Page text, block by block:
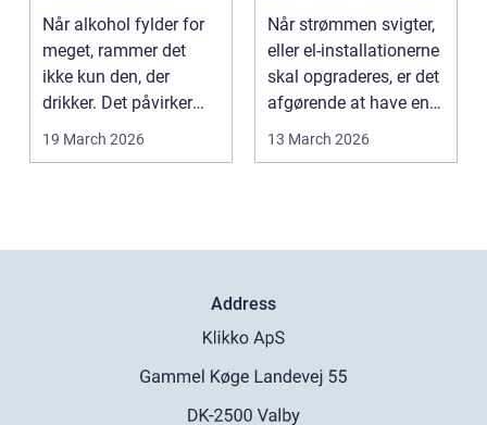
Når alkohol fylder for
meget, rammer det
ikke kun den, der
drikker. Det påvirker
også familie, arbej...
19 March 2026
til dine el-opgaver
Når strømmen svigter,
eller el-installationerne
skal opgraderes, er det
afgørende at have en
pålidel...
13 March 2026
Address